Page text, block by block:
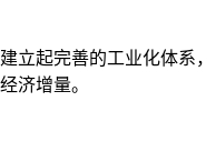
立起完善的工业化体系
济增量。